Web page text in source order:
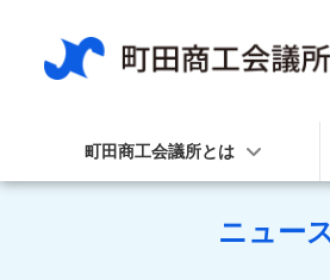
町田商工会議所とは
ニュー